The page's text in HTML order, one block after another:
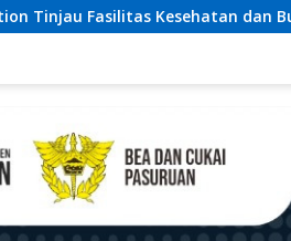
Rumput Laut di Nias Utara